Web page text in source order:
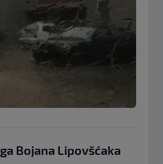
Bojana Lipovšćaka